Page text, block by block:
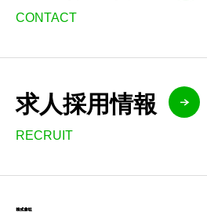
CONTACT
求人採用情報
RECRUIT